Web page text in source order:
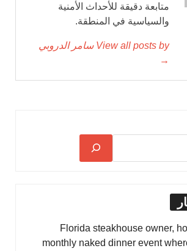
متابعة دقيقة للأحداث الأمنية
والسياسية في المنطقة.
View all posts by سامر الدروبي
→
Florida steakhouse owner,
monthly naked dinner event